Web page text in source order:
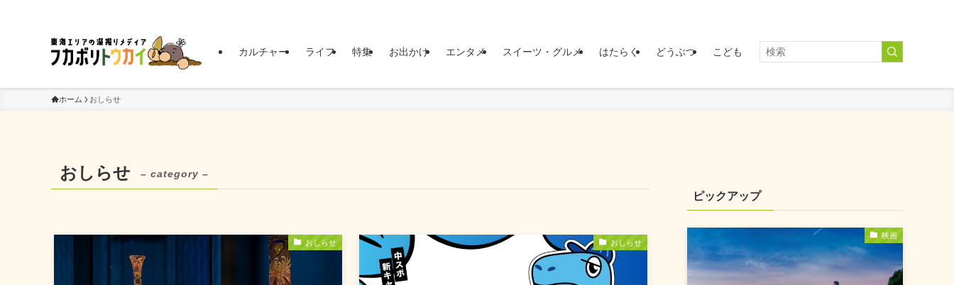
カルチャー ライフ 特集 お出かけ エンタメ スイーツ・グルメ はたらく どうぶつ こども
ホーム おしらせ
おしらせ – category –
おしらせ おしらせ
ピックアップ
映画